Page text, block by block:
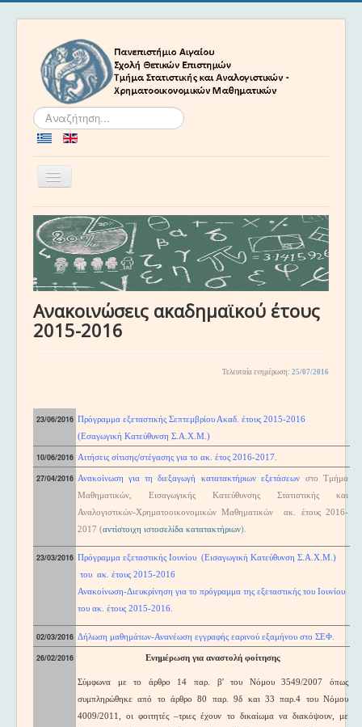
Αναζήτηση...
Εναλλαγή
πλοήγησης
Αρχική
Το Τμήμα
Προσωπικό
Προγράμματα Σπουδών
Ακαδημαϊκά
Ανακοινώσεις ακαδημαϊκού έτους
2015-2016
Τελευταία ενημέρωση : 25/07/2016
23/06/2016 Πρόγραμμα εξεταστικής Σεπτεμβρίου Ακαδ. έτους 2015-2016
(Εσαγωγική Κατεύθυνση Σ.Α.Χ.Μ.)
10/06/2016 Αιτήσεις σίτισης/στέγασης για το ακ. έτος 2016-2017.
27/04/2016 Ανακοίνωση για τη διεξαγωγή κατατακτήριων εξετάσεων
στο Τμήμα
Μαθηματικών, Εισαγωγικής Κατεύθυνσης Στατιστικής και
Αναλογιστικών-Χρηματοοικονομικών Μαθηματικών ακ. έτους 2016-
2017 (αντίστοιχη ιστοσελίδα κατατακτήριων).
23/03/2016 Πρόγραμμα εξεταστικής Ιουνίου (Εισαγωγική Κατεύθυνση Σ.Α.Χ.Μ.)
του ακ. έτους 2015-2016
Ανακοίνωση-Διευκρίνηση για το πρόγραμμα της εξεταστικής του Ιουνίου
του ακ. έτους 2015-2016.
02/03/2016 Δήλωση μαθημάτων-Ανανέωση εγγραφής εαρινού εξαμήνου στο ΣΕΦ.
26/02/2016 Ενημέρωση για αναστολή φοίτησης
Σύμφωνα με το άρθρο 14 παρ. β' του Νόμου 3549/2007 όπως
συμπληρώθηκε από το άρθρο 80 παρ. 9δ και 33 παρ.4 του Νόμου
4009/2011, οι φοιτητές –τριες έχουν το δικαίωμα να διακόψουν, με